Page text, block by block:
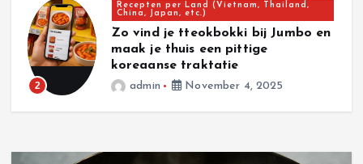
Recepten per Land (Vietnam, Thailand, China, Japan, etc.)
November 4, 2025
2
Recepten per Land (Vietnam, Thailand,
China, Japan, etc.)
Zo vind je tteokbokki bij Jumbo en
maak je thuis een pittige
koreaanse traktatie
admin November 4, 2025